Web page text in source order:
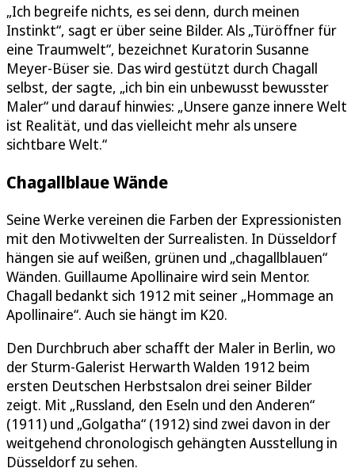
„Ich begreife nichts, es sei denn, durch meinen
Instinkt“, sagt er über seine Bilder. Als „Türöffner für
eine Traumwelt“, bezeichnet Kuratorin Susanne
Meyer-Büser sie. Das wird gestützt durch Chagall
selbst, der sagte, „ich bin ein unbewusst bewusster
Maler“ und darauf hinwies: „Unsere ganze innere Welt
ist Realität, und das vielleicht mehr als unsere
sichtbare Welt.“
Chagallblaue Wände
Seine Werke vereinen die Farben der Expressionisten
mit den Motivwelten der Surrealisten. In Düsseldorf
hängen sie auf weißen, grünen und „chagallblauen“
Wänden. Guillaume Apollinaire wird sein Mentor.
Chagall bedankt sich 1912 mit seiner „Hommage an
Apollinaire“. Auch sie hängt im K20.
Den Durchbruch aber schafft der Maler in Berlin, wo
der Sturm-Galerist Herwarth Walden 1912 beim
ersten Deutschen Herbstsalon drei seiner Bilder
zeigt. Mit „Russland, den Eseln und den Anderen“
(1911) und „Golgatha“ (1912) sind zwei davon in der
weitgehend chronologisch gehängten Ausstellung in
Düsseldorf zu sehen.